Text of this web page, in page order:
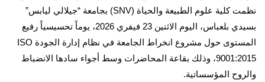
نظمت كلية علوم الطبيعة والحياة (SNV) بجامعة “جيلالي ليابس”
بسيدي بلعباس، اليوم الاثنين 23 فيفري 2026، يوماً تحسيسياً رفيع
المستوى حول مشروع انخراط الجامعة في نظام إدارة الجودة ISO
9001:2015، وذلك بقاعة المحاضرات وسط أجواء سادها الانضباط
والروح المؤسساتية.